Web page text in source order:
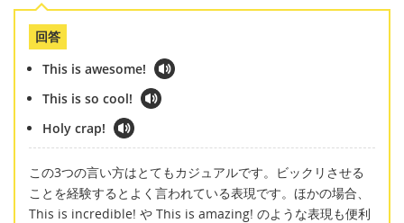
回答
This is awesome!
This is so cool!
Holy crap!
この3つの言い方はとてもカジュアルです。ビックリさせる
ことを経験するとよく言われている表現です。ほかの場合、
This is incredible! や This is amazing! のような表現も便利